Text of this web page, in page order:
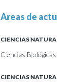
Areas de
CIENCIAS
Ciencias
CIENCIAS